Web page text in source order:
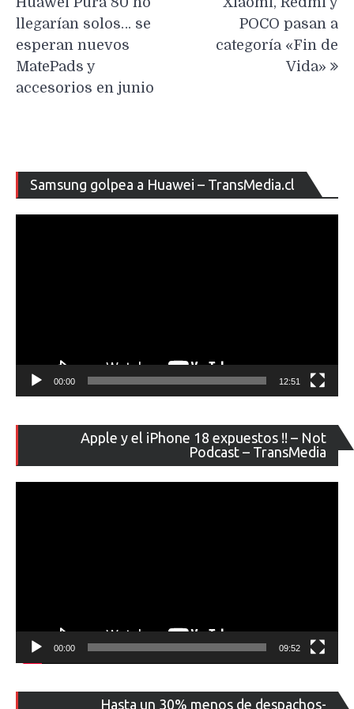
entradas
llegarían solos… se
esperan nuevos
MatePads y
accesorios en junio
POCO pasan a
categoría «Fin de
Vida»
Samsung golpea a Huawei – TransMedia.cl
de
00:00 12:51
Apple y el iPhone 18 expuestos !! – Not
Podcast – TransMedia
de
00:00 09:52
Hasta un 30% menos de despachos-